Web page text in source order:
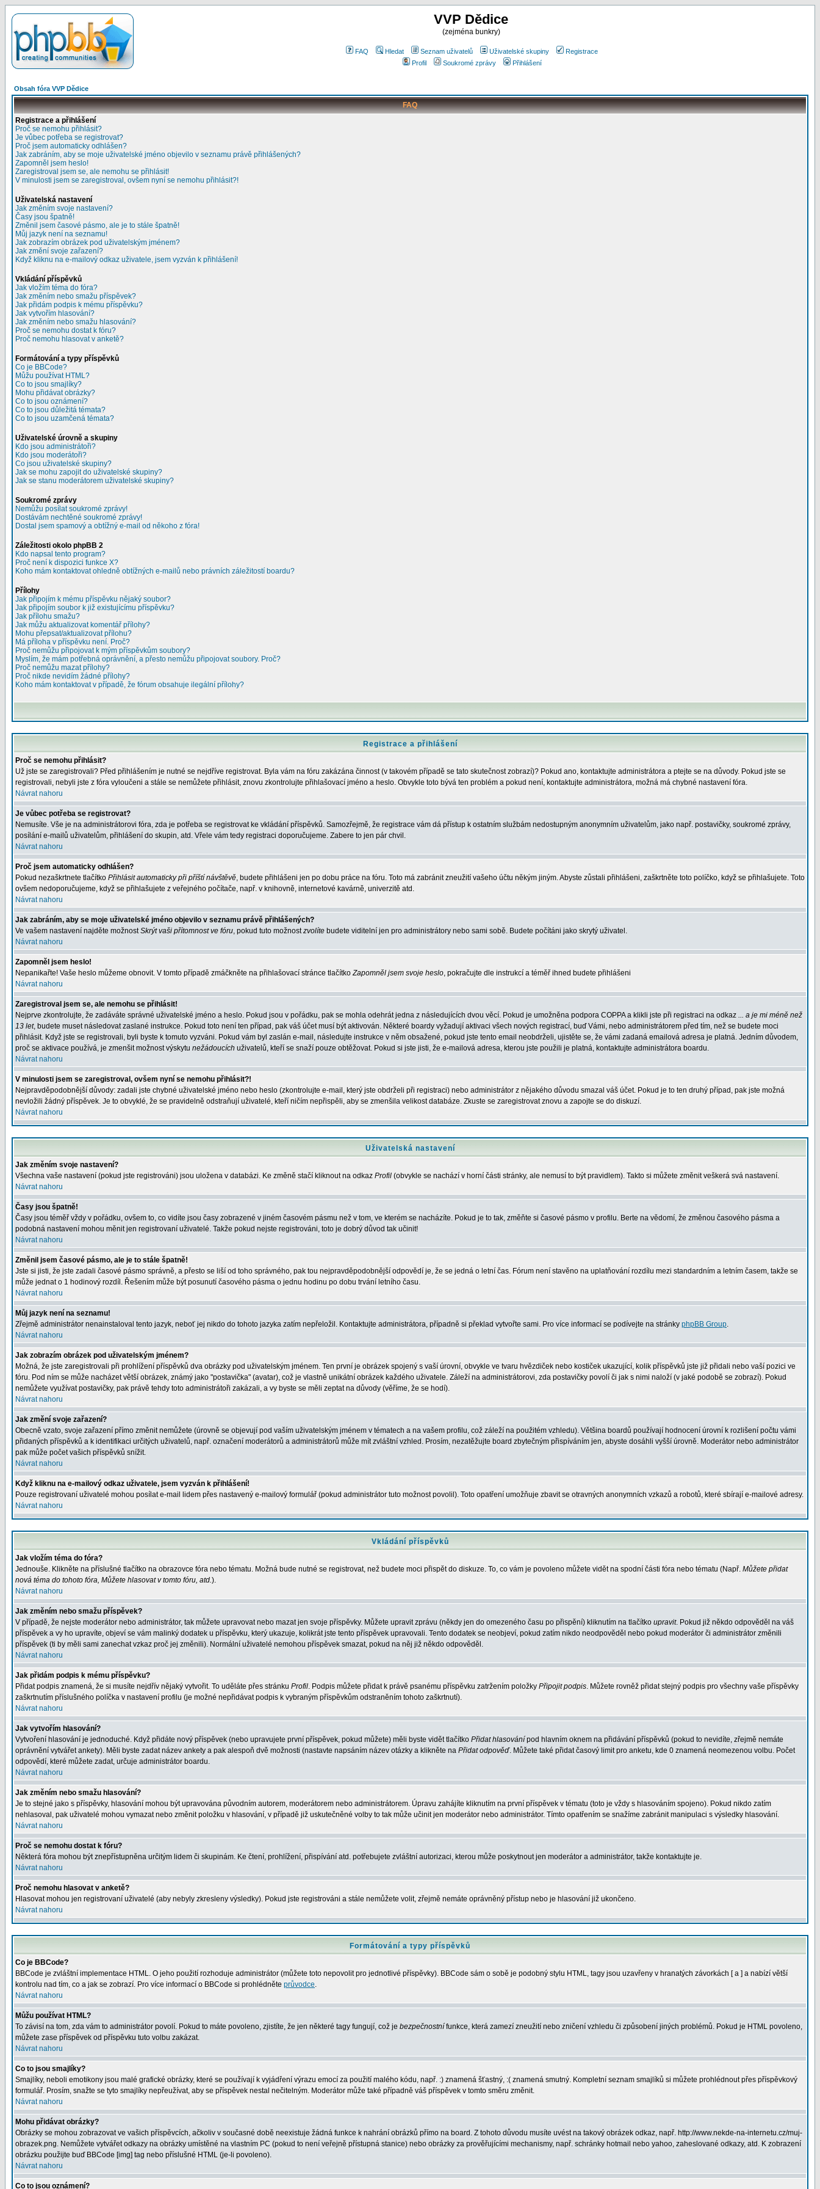
VVP Dědice
(zejména bunkry)
FAQ Hledat Seznam uživatelů Uživatelské skupiny
Registrace
Profil
Soukromé zprávy Přihlášení
Obsah fóra VVP Dědice
FAQ
Registrace a přihlášení
Proč se nemohu přihlásit?
Je vůbec potřeba se registrovat?
Proč jsem automaticky odhlášen?
Jak zabráním, aby se moje uživatelské jméno objevilo v seznamu právě přihlášených?
Zapomněl jsem heslo!
Zaregistroval jsem se, ale nemohu se přihlásit!
V minulosti jsem se zaregistroval, ovšem nyní se nemohu přihlásit?!
Uživatelská nastavení
Jak změním svoje nastavení?
Časy jsou špatně!
Změnil jsem časové pásmo, ale je to stále špatně!
Můj jazyk není na seznamu!
Jak zobrazím obrázek pod uživatelským jménem?
Jak změní svoje zařazení?
Když kliknu na e-mailový odkaz uživatele, jsem vyzván k přihlášení!
Vkládání příspěvků
Jak vložím téma do fóra?
Jak změním nebo smažu příspěvek?
Jak přidám podpis k mému příspěvku?
Jak vytvořím hlasování?
Jak změním nebo smažu hlasování?
Proč se nemohu dostat k fóru?
Proč nemohu hlasovat v anketě?
Formátování a typy příspěvků
Co je BBCode?
Můžu používat HTML?
Co to jsou smajlíky?
Mohu přidávat obrázky?
Co to jsou oznámení?
Co to jsou důležitá témata?
Co to jsou uzamčená témata?
Uživatelské úrovně a skupiny
Kdo jsou administrátoři?
Kdo jsou moderátoři?
Co jsou uživatelské skupiny?
Jak se mohu zapojit do uživatelské skupiny?
Jak se stanu moderátorem uživatelské skupiny?
Soukromé zprávy
Nemůžu posílat soukromé zprávy!
Dostávám nechtěné soukromé zprávy!
Dostal jsem spamový a obtížný e-mail od někoho z fóra!
Záležitosti okolo phpBB 2
Kdo napsal tento program?
Proč není k dispozici funkce X?
Koho mám kontaktovat ohledně obtížných e-mailů nebo právních záležitostí boardu?
Přílohy
Jak připojím k mému příspěvku nějaký soubor?
Jak připojím soubor k již existujícímu příspěvku?
Jak přílohu smažu?
Jak můžu aktualizovat komentář přílohy?
Mohu přepsat/aktualizovat přílohu?
Má příloha v příspěvku není. Proč?
Proč nemůžu připojovat k mým příspěvkům soubory?
Myslím, že mám potřebná oprávnění, a přesto nemůžu připojovat soubory. Proč?
Proč nemůžu mazat přílohy?
Proč nikde nevidím žádné přílohy?
Koho mám kontaktovat v případě, že fórum obsahuje ilegální přílohy?
Registrace a přihlášení
Proč se nemohu přihlásit?
Už jste se zaregistrovali? Před přihlášením je nutné se nejdříve registrovat. Byla vám na fóru zakázána činnost (v takovém případě se tato skutečnost zobrazí)? Pokud ano, kontaktujte administrátora a ptejte se na důvody. Pokud jste se
registrovali, nebyli jste z fóra vyloučeni a stále se nemůžete přihlásit, znovu zkontrolujte přihlašovací jméno a heslo. Obvykle toto bývá ten problém a pokud není, kontaktujte administrátora, možná má chybné nastavení fóra.
Návrat nahoru
Je vůbec potřeba se registrovat?
Nemusíte. Vše je na administrátorovi fóra, zda je potřeba se registrovat ke vkládání příspěvků. Samozřejmě, že registrace vám dá přístup k ostatním službám nedostupným anonymním uživatelům, jako např. postavičky, soukromé zprávy,
posílání e-mailů uživatelům, přihlášení do skupin, atd. Vřele vám tedy registraci doporučujeme. Zabere to jen pár chvil.
Návrat nahoru
Proč jsem automaticky odhlášen?
Pokud nezaškrtnete tlačítko Přihlásit automaticky při příští návštěvě, budete přihlášeni jen po dobu práce na fóru. Toto má zabránit zneužití vašeho účtu někým jiným. Abyste zůstali přihlášeni, zaškrtněte toto políčko, když se přihlašujete. Toto
ovšem nedoporučujeme, když se přihlašujete z veřejného počítače, např. v knihovně, internetové kavárně, univerzitě atd.
Návrat nahoru
Jak zabráním, aby se moje uživatelské jméno objevilo v seznamu právě přihlášených?
Ve vašem nastavení najděte možnostSkrýt vaši přítomnost ve fóru, pokud tuto možnostzvolíte budete viditelní jen pro administrátory nebo sami sobě. Budete počítáni jako skrytý uživatel.
Návrat nahoru
Zapomněl jsem heslo!
Nepanikařte! Vaše heslo můžeme obnovit. V tomto případě zmáčkněte na přihlašovací stránce tlačítkoZapomněl jsem svoje heslo, pokračujte dle instrukcí a téměř ihned budete přihlášeni
Návrat nahoru
Zaregistroval jsem se, ale nemohu se přihlásit!
Nejprve zkontrolujte, že zadáváte správné uživatelské jméno a heslo. Pokud jsou v pořádku, pak se mohla odehrát jedna z následujících dvou věcí. Pokud je umožněna podpora COPPA a klikli jste při registraci na odkaz ... a je mi méně než
13 let, budete muset následovat zaslané instrukce. Pokud toto není ten případ, pak váš účet musí být aktivován. Některé boardy vyžadují aktivaci všech nových registrací, buď Vámi, nebo administrátorem před tím, než se budete moci
přihlásit. Když jste se registrovali, byli byste k tomuto vyzváni. Pokud vám byl zaslán e-mail, následujte instrukce v něm obsažené, pokud jste tento email neobdrželi, ujistěte se, že vámi zadaná emailová adresa je platná. Jedním důvodem,
proč se aktivace používá, je zmenšit možnost výskytu nežádoucích uživatelů, kteří se snaží pouze obtěžovat. Pokud si jste jisti, že e-mailová adresa, kterou jste použili je platná, kontaktujte administrátora boardu.
Návrat nahoru
V minulosti jsem se zaregistroval, ovšem nyní se nemohu přihlásit?!
Nejpravděpodobnější důvody: zadali jste chybné uživatelské jméno nebo heslo (zkontrolujte e-mail, který jste obdrželi při registraci) nebo administrátor z nějakého důvodu smazal váš účet. Pokud je to ten druhý případ, pak jste možná
nevložili žádný příspěvek. Je to obvyklé, že se pravidelně odstraňují uživatelé, kteří ničím nepřispěli, aby se zmenšila velikost databáze. Zkuste se zaregistrovat znovu a zapojte se do diskuzí.
Návrat nahoru
Uživatelská nastavení
Jak změním svoje nastavení?
Všechna vaše nastavení (pokud jste registrováni) jsou uložena v databázi. Ke změně stačí kliknout na odkaz Profil (obvykle se nachází v horní části stránky, ale nemusí to být pravidlem). Takto si můžete změnit veškerá svá nastavení.
Návrat nahoru
Časy jsou špatně!
Časy jsou téměř vždy v pořádku, ovšem to, co vidíte jsou časy zobrazené v jiném časovém pásmu než v tom, ve kterém se nacházíte. Pokud je to tak, změňte si časové pásmo v profilu. Berte na vědomí, že změnou časového pásma a
podobná nastavení mohou měnit jen registrovaní uživatelé. Takže pokud nejste registrováni, toto je dobrý důvod tak učinit!
Návrat nahoru
Změnil jsem časové pásmo, ale je to stále špatně!
Jste si jisti, že jste zadali časové pásmo správně, a přesto se liší od toho správného, pak tou nejpravděpodobnější odpovědí je, že se jedná o letní čas. Fórum není stavěno na uplatňování rozdílu mezi standardním a letním časem, takže se
může jednat o 1 hodinový rozdíl. Řešením může být posunutí časového pásma o jednu hodinu po dobu trvání letního času.
Návrat nahoru
Můj jazyk není na seznamu!
Zřejmě administrátor nenainstaloval tento jazyk, neboť jej nikdo do tohoto jazyka zatím nepřeložil. Kontaktujte administrátora, případně si překlad vytvořte sami. Pro více informací se podívejte na stránky phpBB Group.
Návrat nahoru
Jak zobrazím obrázek pod uživatelským jménem?
Možná, že jste zaregistrovali při prohlížení příspěvků dva obrázky pod uživatelským jménem. Ten první je obrázek spojený s vaší úrovní, obvykle ve tvaru hvězdiček nebo kostiček ukazující, kolik příspěvků jste již přidali nebo vaší pozici ve
fóru. Pod ním se může nacházet větší obrázek, známý jako "postavička" (avatar), což je vlastně unikátní obrázek každého uživatele. Záleží na administrátorovi, zda postavičky povolí či jak s nimi naloží (v jaké podobě se zobrazí). Pokud
nemůžete využívat postavičky, pak právě tehdy toto administrátoři zakázali, a vy byste se měli zeptat na důvody (věříme, že se hodí).
Návrat nahoru
Jak změní svoje zařazení?
Obecně vzato, svoje zařazení přímo změnit nemůžete (úrovně se objevují pod vaším uživatelským jménem v tématech a na vašem profilu, což záleží na použitém vzhledu). Většina boardů používají hodnocení úrovní k rozlišení počtu vámi
přidaných příspěvků a k identifikaci určitých uživatelů, např. označení moderátorů a administrátorů může mít zvláštní vzhled. Prosím, nezatěžujte board zbytečným přispíváním jen, abyste dosáhli vyšší úrovně. Moderátor nebo administrátor
pak může počet vašich příspěvků snížit.
Návrat nahoru
Když kliknu na e-mailový odkaz uživatele, jsem vyzván k přihlášení!
Pouze registrovaní uživatelé mohou posílat e-mail lidem přes nastavený e-mailový formulář (pokud administrátor tuto možnost povolil). Toto opatření umožňuje zbavit se otravných anonymních vzkazů a robotů, které sbírají e-mailové adresy.
Návrat nahoru
Vkládání příspěvků
Jak vložím téma do fóra?
Jednouše. Klikněte na příslušné tlačítko na obrazovce fóra nebo tématu. Možná bude nutné se registrovat, než budete moci přispět do diskuze. To, co vám je povoleno můžete vidět na spodní části fóra nebo tématu (Např. Můžete přidat
nová téma do tohoto fóra, Můžete hlasovat v tomto fóru, atd.).
Návrat nahoru
Jak změním nebo smažu příspěvek?
V případě, že nejste moderátor nebo administrátor, tak můžete upravovat nebo mazat jen svoje příspěvky. Můžete upravit zprávu (někdy jen do omezeného času po přispění) kliknutím na tlačítko upravit. Pokud již někdo odpověděl na váš
příspěvek a vy ho upravíte, objeví se vám malinký dodatek u příspěvku, který ukazuje, kolikrát jste tento příspěvek upravovali. Tento dodatek se neobjeví, pokud zatím nikdo neodpověděl nebo pokud moderátor či administrátor změnili
příspěvek (ti by měli sami zanechat vzkaz proč jej změnili). Normální uživatelé nemohou příspěvek smazat, pokud na něj již někdo odpověděl.
Návrat nahoru
Jak přidám podpis k mému příspěvku?
Přidat podpis znamená, že si musíte nejdřív nějaký vytvořit. To uděláte přes stránku Profil. Podpis můžete přidat k právě psanému příspěvku zatržením položky Připojit podpis. Můžete rovněž přidat stejný podpis pro všechny vaše příspěvky
zaškrtnutím příslušného políčka v nastavení profilu (je možné nepřidávat podpis k vybraným příspěvkům odstraněním tohoto zaškrtnutí).
Návrat nahoru
Jak vytvořím hlasování?
Vytvoření hlasování je jednoduché. Když přidáte nový příspěvek (nebo upravujete první příspěvek, pokud můžete) měli byste vidět tlačítko Přidat hlasování pod hlavním oknem na přidávání příspěvků (pokud to nevidíte, zřejmě nemáte
oprávnění vytvářet ankety). Měli byste zadat název ankety a pak alespoň dvě možnosti (nastavte napsáním název otázky a klikněte na Přidat odpověď. Můžete také přidat časový limit pro anketu, kde 0 znamená neomezenou volbu. Počet
odpovědí, které můžete zadat, určuje administrátor boardu.
Návrat nahoru
Jak změním nebo smažu hlasování?
Je to stejné jako s příspěvky, hlasování mohou být upravována původním autorem, moderátorem nebo administrátorem. Úpravu zahájíte kliknutím na první příspěvek v tématu (toto je vždy s hlasováním spojeno). Pokud nikdo zatím
nehlasoval, pak uživatelé mohou vymazat nebo změnit položku v hlasování, v případě již uskutečněné volby to tak může učinit jen moderátor nebo administrátor. Tímto opatřením se snažíme zabránit manipulaci s výsledky hlasování.
Návrat nahoru
Proč se nemohu dostat k fóru?
Některá fóra mohou být znepřístupněna určitým lidem či skupinám. Ke čtení, prohlížení, přispívání atd. potřebujete zvláštní autorizaci, kterou může poskytnout jen moderátor a administrátor, takže kontaktujte je.
Návrat nahoru
Proč nemohu hlasovat v anketě?
Hlasovat mohou jen registrovaní uživatelé (aby nebyly zkresleny výsledky). Pokud jste registrováni a stále nemůžete volit, zřejmě nemáte oprávněný přístup nebo je hlasování již ukončeno.
Návrat nahoru
Formátování a typy příspěvků
Co je BBCode?
BBCode je zvláštní implementace HTML. O jeho použití rozhoduje administrátor (můžete toto nepovolit pro jednotlivé příspěvky). BBCode sám o sobě je podobný stylu HTML, tagy jsou uzavřeny v hranatých závorkách [ a ] a nabízí větší
kontrolu nad tím, co a jak se zobrazí. Pro více informací o BBCode si prohlédněte průvodce.
Návrat nahoru
Můžu používat HTML?
To závisí na tom, zda vám to administrátor povolí. Pokud to máte povoleno, zjistíte, že jen některé tagy fungují, což je bezpečnostní funkce, která zamezí zneužití nebo zničení vzhledu či způsobení jiných problémů. Pokud je HTML povoleno,
můžete zase příspěvek od příspěvku tuto volbu zakázat.
Návrat nahoru
Co to jsou smajlíky?
Smajlíky, neboli emotikony jsou malé grafické obrázky, které se používají k vyjádření výrazu emocí za použití malého kódu, např. :) znamená šťastný, :( znamená smutný. Kompletní seznam smajlíků si můžete prohlédnout přes příspěvkový
formulář. Prosím, snažte se tyto smajlíky nepřeužívat, aby se příspěvek nestal nečitelným. Moderátor může také případně váš příspěvek v tomto směru změnit.
Návrat nahoru
Mohu přidávat obrázky?
Obrázky se mohou zobrazovat ve vašich příspěvcích, ačkoliv v současné době neexistuje žádná funkce k nahrání obrázků přímo na board. Z tohoto důvodu musíte uvést na takový obrázek odkaz, např. http://www.nekde-na-internetu.cz/muj-
obrazek.png. Nemůžete vytvářet odkazy na obrázky umístěné na vlastním PC (pokud to není veřejně přístupná stanice) nebo obrázky za prověřujícími mechanismy, např. schránky hotmail nebo yahoo, zaheslované odkazy, atd. K zobrazení
obrázku použijte buď BBCode [img] tag nebo příslušné HTML (je-li povoleno).
Návrat nahoru
Co to jsou oznámení?